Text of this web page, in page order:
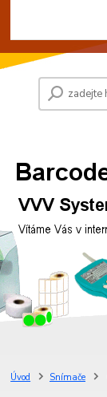
Úvod Snímače